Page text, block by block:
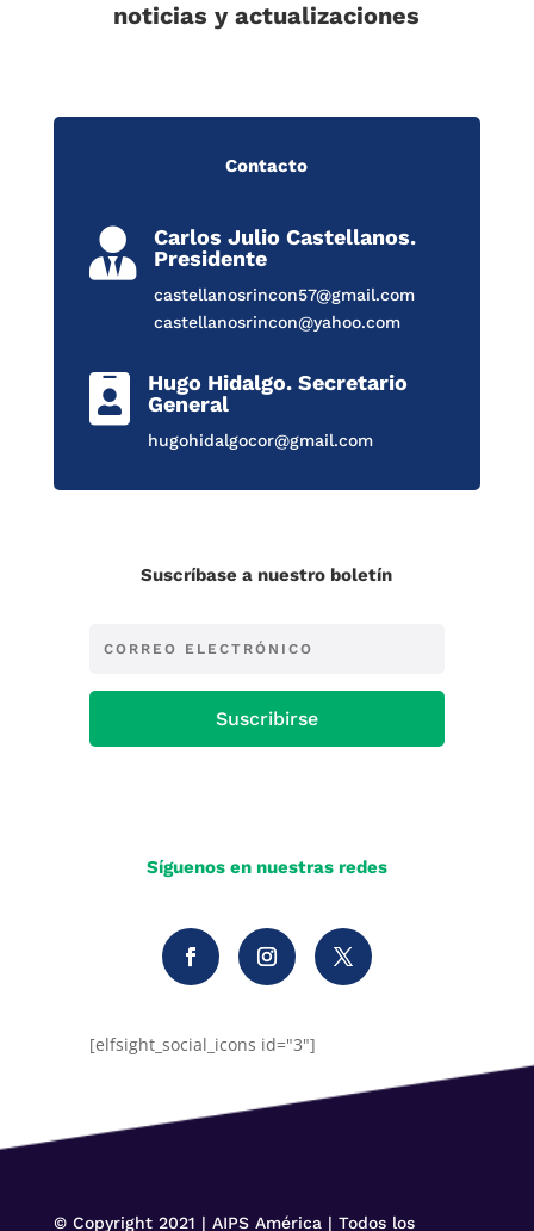
noticias y actualizaciones
Contacto

Carlos Julio Castellanos.
Presidente
castellanosrincon57@gmail.com
castellanosrincon@yahoo.com

Hugo Hidalgo. Secretario
General
hugohidalgocor@gmail.com
Suscríbase a nuestro boletín
Suscribirse
Síguenos en nuestras redes
[elfsight_social_icons id="3"]
© Copyright 2021 | AIPS América | Todos los